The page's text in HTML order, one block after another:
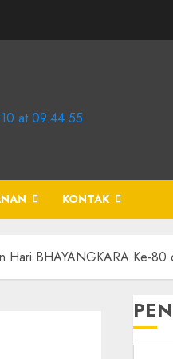
KONTAK
Hari BHAYANGKARA Ke-